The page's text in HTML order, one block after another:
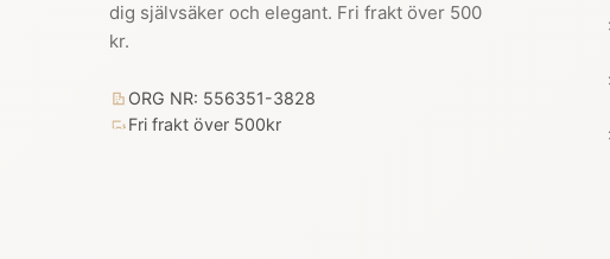
dig självsäker och elegant. Fri frakt över 500
kr.
ORG NR: 556351-3828
Fri frakt över 500kr